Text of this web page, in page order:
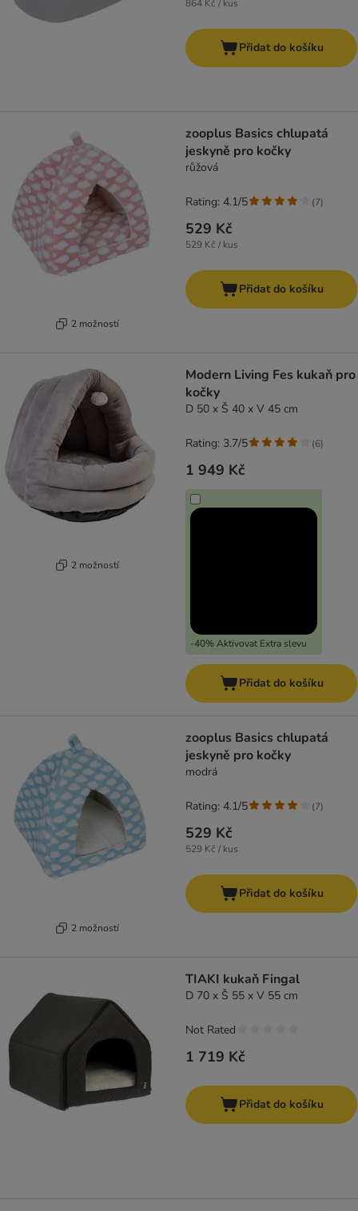
864 Kč / kus
Přidat do košíku
2 možností
zooplus Basics chlupatá
jeskyně pro kočky
růžová
529 Kč
529 Kč / kus
Rating: 4.1/5 (7)
Přidat do košíku
2 možností
Modern Living Fes kukaň pro
kočky
D 50 x Š 40 x V 45 cm
1 949 Kč
-40% Aktivovat Extra slevu
Rating: 3.7/5 (6)
Přidat do košíku
2 možností
zooplus Basics chlupatá
jeskyně pro kočky
modrá
529 Kč
529 Kč / kus
Rating: 4.1/5 (7)
Přidat do košíku
TIAKI kukaň Fingal
D 70 x Š 55 x V 55 cm
1 719 Kč
Not Rated
Přidat do košíku